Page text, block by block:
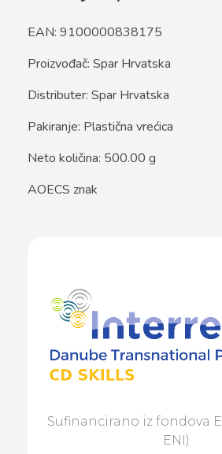
EAN: 9100000838175
Proizvođač: Spar Hrvatska
Distributer: Spar Hrvatska
Pakiranje: Plastična vrećica
Neto količina: 500.00 g
AOECS znak
Sufinancirano iz fondova
ENI)